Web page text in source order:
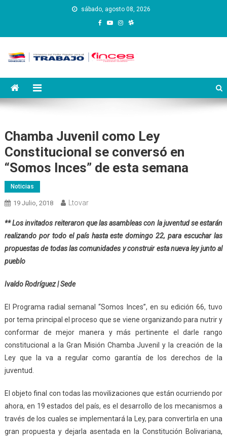
sábado, agosto 08, 2026
Instituto Nacional de
Capacitación y Educación
Chamba Juvenil como Ley
Constitucional se conversó en
“Somos Inces” de esta semana
Noticias
19 Julio, 2018 Ltovar
** Losinvitados reiteraron que las asambleas con la juventud se estarán
realizando por todo el país hasta este domingo 22, para escuchar las
propuestas de todas las comunidades y construir esta nueva ley junto al
pueblo
Ivaldo Rodríguez | Sede
El Programa radial semanal “Somos Inces”, en su edición 66, tuvo
por tema principal el proceso que se viene organizando para nutrir y
conformar de mejor manera y más pertinente el darle rango
constitucional a la Gran Misión Chamba Juvenil y la creación de la
Ley que la va a regular como garantía de los derechos de la
juventud.
El objeto final con todas las movilizaciones que están ocurriendo por
ahora, en 19 estados del país, es el desarrollo de los mecanismos a
través de los cuales se implementará la Ley, para convertirla en una
gran propuesta y dejarla asentada en la Constitución Bolivariana,